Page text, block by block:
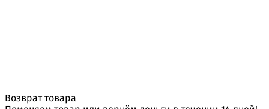
Возврат товара